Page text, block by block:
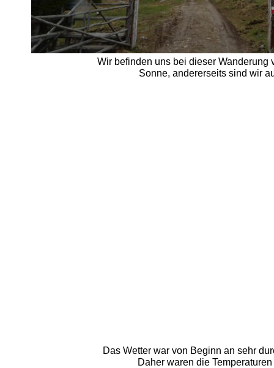
Wir befinden uns bei dieser
Sonne, andererseits sind wir
Das Wetter war von Beginn an sehr
Daher waren die